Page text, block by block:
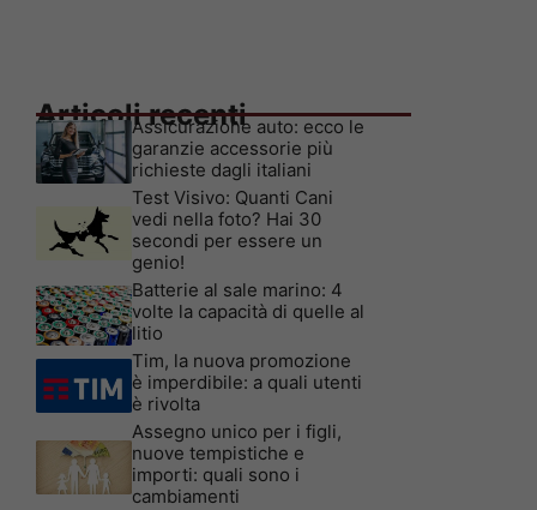
Articoli recenti
Assicurazione auto: ecco le
garanzie accessorie più
richieste dagli italiani
Test Visivo: Quanti Cani
vedi nella foto? Hai 30
secondi per essere un
genio!
Batterie al sale marino: 4
volte la capacità di quelle al
litio
Tim, la nuova promozione
è imperdibile: a quali utenti
è rivolta
Assegno unico per i figli,
nuove tempistiche e
importi: quali sono i
cambiamenti